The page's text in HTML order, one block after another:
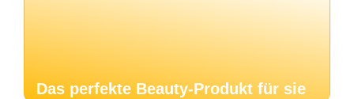
Das perfekte Beauty-Produkt für sie